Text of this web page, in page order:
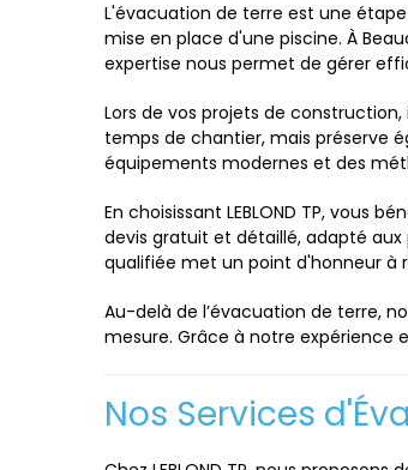
L'évacuation de terre est une
mise en place d'une piscine. À
expertise nous permet de gérer
Lors de vos projets de
temps de chantier, mais préserve
équipements modernes et des
En choisissant LEBLOND TP, vous
devis gratuit et détaillé, adapté
qualifiée met un point d'honneur à
Au-delà de l’évacuation de terre,
mesure. Grâce à notre expérience
Nos Services